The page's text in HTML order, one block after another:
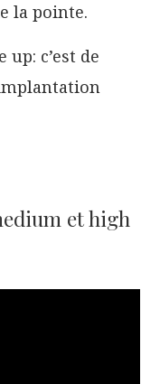
la pointe.
c’est de
et high